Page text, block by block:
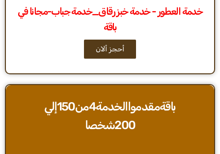
خدمة العطور - خدمة خبز رقاق_خدمة جباب-مجانا في
باقة
أحجز ألان
باقةمقدمواالخدمة4من150إلي
200شخصا